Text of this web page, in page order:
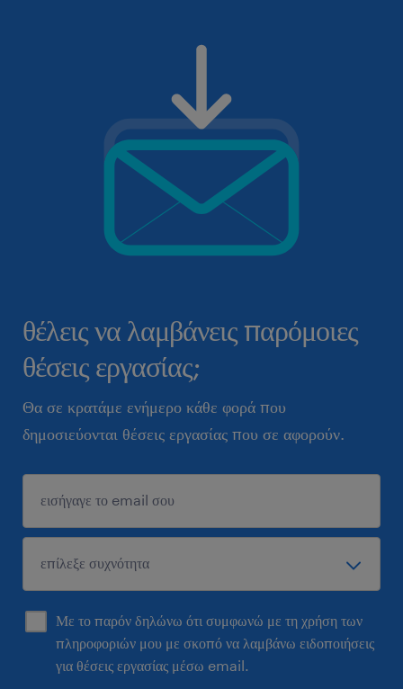
θέλεις να λαμβάνεις παρόμοιες
θέσεις εργασίας;
Θα σε κρατάμε ενήμερο κάθε φορά που
δημοσιεύονται θέσεις εργασίας που σε αφορούν.
Με το παρόν δηλώνω ότι συμφωνώ με τη χρήση των
πληροφοριών μου με σκοπό να λαμβάνω ειδοποιήσεις
για θέσεις εργασίας μέσω email.